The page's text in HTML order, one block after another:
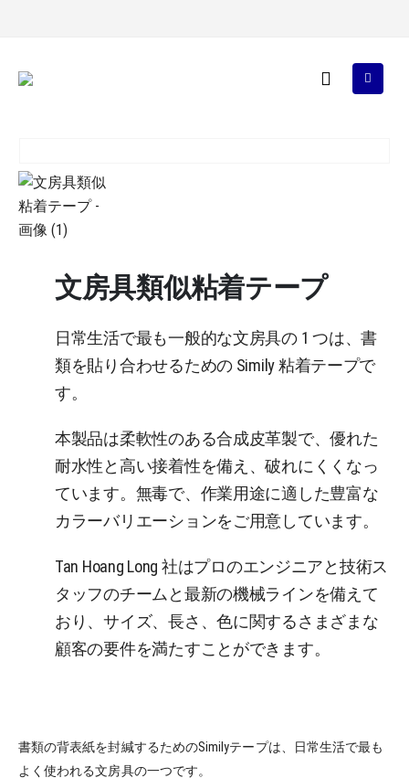
文房具類似粘着テープ
日常生活で最も一般的な文房具の 1 つは、書
類を貼り合わせるための Simily 粘着テープで
す。
本製品は柔軟性のある合成皮革製で、優れた
耐水性と高い接着性を備え、破れにくくなっ
ています。無毒で、作業用途に適した豊富な
カラーバリエーションをご用意しています。
Tan Hoang Long 社はプロのエンジニアと技術ス
タッフのチームと最新の機械ラインを備えて
おり、サイズ、長さ、色に関するさまざまな
顧客の要件を満たすことができます。
書類の背表紙を封緘するためのSimilyテープは、日常生活で最も
よく使われる文房具の一つです。